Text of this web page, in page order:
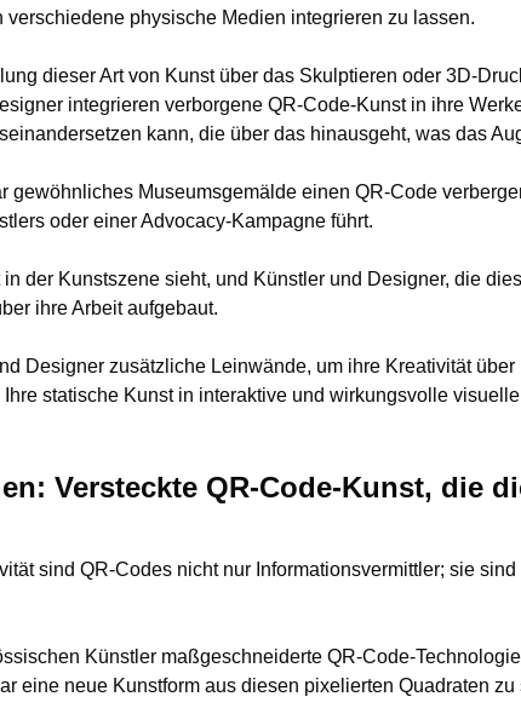
physische Medien integrieren zu lassen.
dieser Art von Kunst über das Skulptieren oder 3D-
integrieren verborgene QR-Code-Kunst in ihre
kann, die über das hinausgeht, was das
gewöhnliches Museumsgemälde einen QR-Code
oder einer Advocacy-Kampagne führt.
der Kunstszene sieht, und Künstler und Designer, die
ihre Arbeit aufgebaut.
Designer zusätzliche Leinwände, um ihre Kreativität
statische Kunst in interaktive und wirkungsvolle
Versteckte QR-Code-Kunst, die
sind QR-Codes nicht nur Informationsvermittler; sie
Künstler maßgeschneiderte QR-Code-
eine neue Kunstform aus diesen pixelierten Quadraten zu